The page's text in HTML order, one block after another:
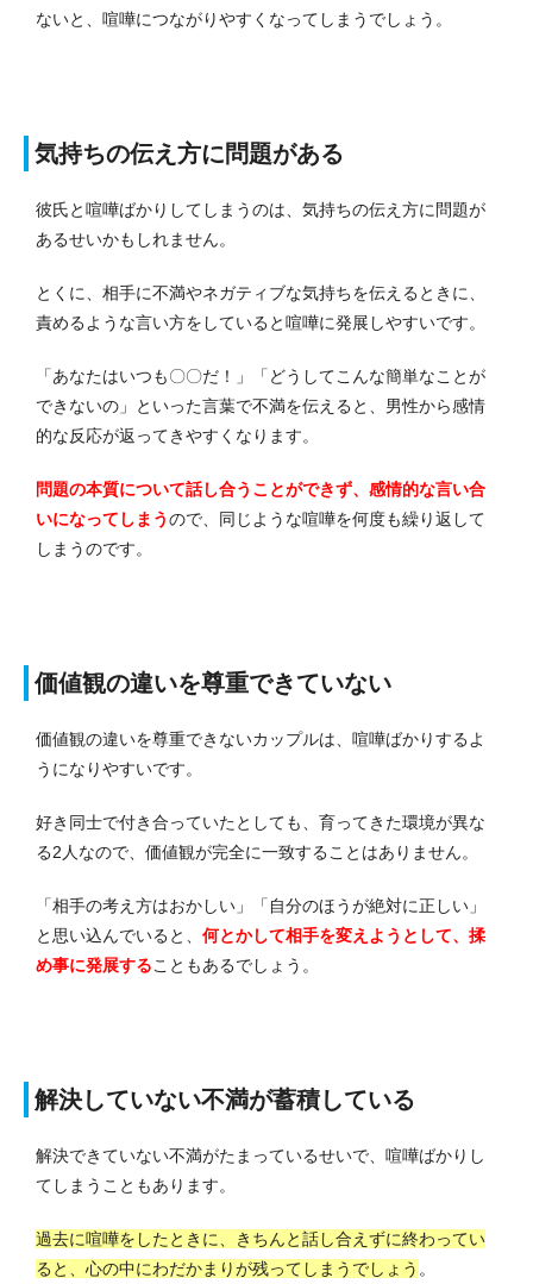
ないと、喧嘩につながりやすくなってしまうでしょう。
気持ちの伝え方に問題がある
彼氏と喧嘩ばかりしてしまうのは、気持ちの伝え方に問題が
あるせいかもしれません。
とくに、相手に不満やネガティブな気持ちを伝えるときに、
責めるような言い方をしていると喧嘩に発展しやすいです。
「あなたはいつも〇〇だ！」「どうしてこんな簡単なことが
できないの」といった言葉で不満を伝えると、男性から感情
的な反応が返ってきやすくなります。
問題の本質について話し合うことができず、感情的な言い合
いになってしまうので、同じような喧嘩を何度も繰り返して
しまうのです。
価値観の違いを尊重できていない
価値観の違いを尊重できないカップルは、喧嘩ばかりするよ
うになりやすいです。
好き同士で付き合っていたとしても、育ってきた環境が異な
る2人なので、価値観が完全に一致することはありません。
「相手の考え方はおかしい」「自分のほうが絶対に正しい」
と思い込んでいると、 何とかして相手を変えようとして、揉
め事に発展することもあるでしょう。
解決していない不満が蓄積している
解決できていない不満がたまっているせいで、喧嘩ばかりし
てしまうこともあります。
過去に喧嘩をしたときに、きちんと話し合えずに終わってい
ると、心の中にわだかまりが残ってしまうでしょう 。